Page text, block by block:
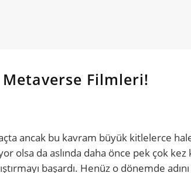
Filmleri!
ancak bu kavram büyük kitlelerce
olsa da aslında daha önce pek çok kez
başardı. Henüz o dönemde